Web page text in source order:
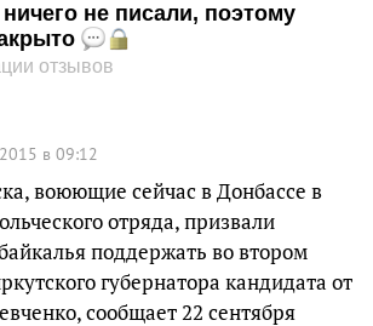
не писали, поэтому
отзывов
в 09:12
воюющие сейчас в Донбассе в
отряда, призвали
поддержать во втором
губернатора кандидата от
сообщает 22 сентября